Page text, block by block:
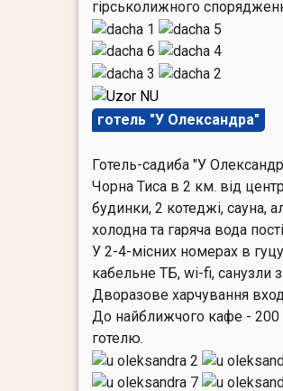
гірськолижного
готель "У Олександра"
Готель-садиба "У
Чорна Тиса в 2 км. від
будинки, 2 котеджі, сауна,
холодна та гаряча вода
У 2-4-місних номерах в
кабельне ТБ, wi-fi, санузли
Дворазове харчування
До найближчого кафе - 200
готелю.